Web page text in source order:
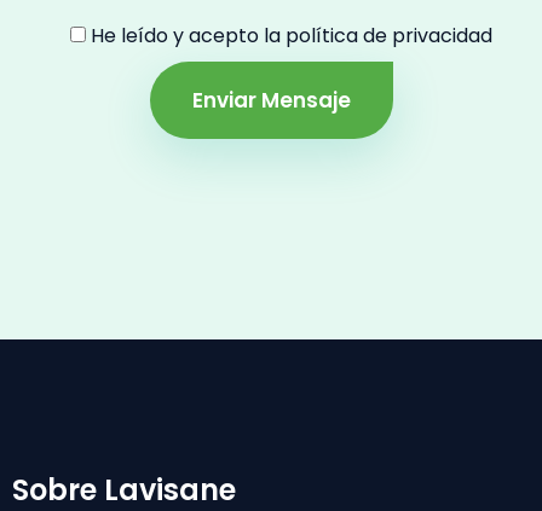
He leído y acepto la política de privacidad
Enviar Mensaje
Sobre Lavisane